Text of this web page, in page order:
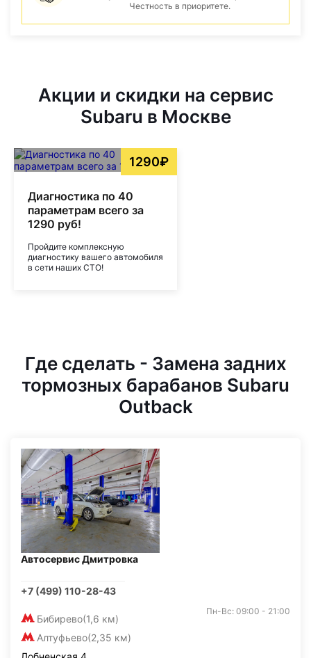
Честность в приоритете.
Акции и скидки на сервис
Subaru в Москве
1290₽
Диагностика по 40
параметрам всего за
1290 руб!
Пройдите комплексную
диагностику вашего автомобиля
в сети наших СТО!
Где сделать - Замена задних
тормозных барабанов Subaru
Outback
Автосервис Дмитровка
+7 (499) 110-28-43
Бибирево(1,6 км)
Алтуфьево(2,35 км)
Пн-Вс: 09:00 - 21:00